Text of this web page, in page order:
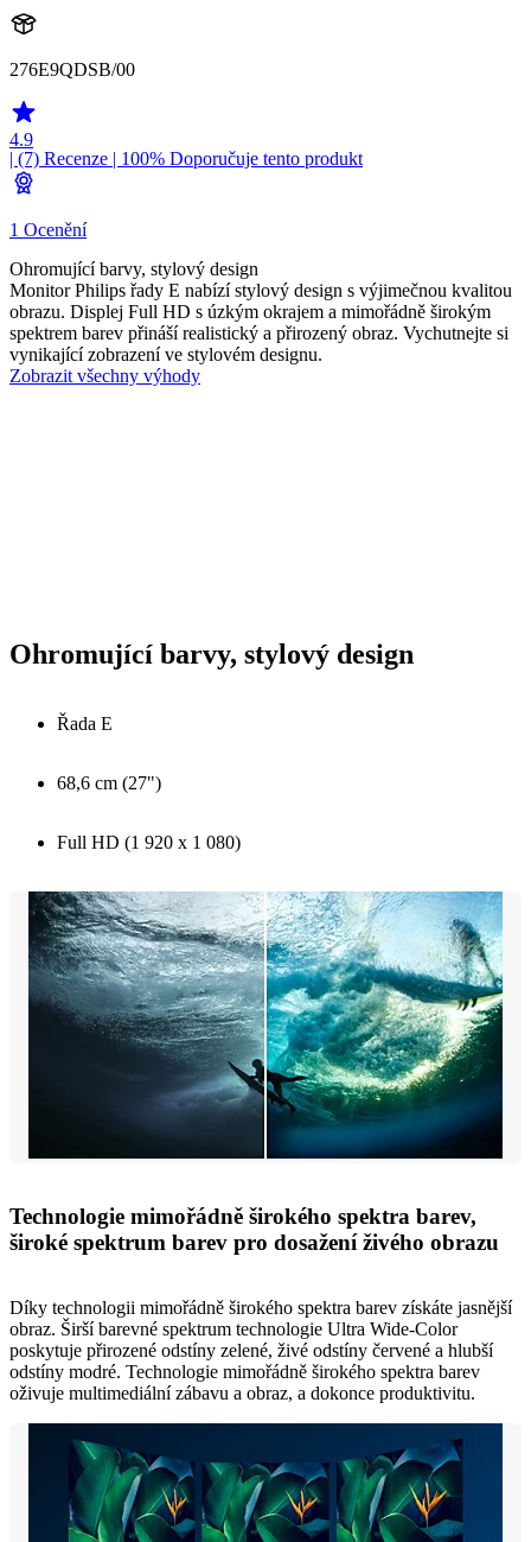
276E9QDSB/00
4.9
| (7) Recenze | 100% Doporučuje tento produkt
1 Ocenění
Ohromující barvy, stylový design
Monitor Philips řady E nabízí stylový design s výjimečnou kvalitou
obrazu. Displej Full HD s úzkým okrajem a mimořádně širokým
spektrem barev přináší realistický a přirozený obraz. Vychutnejte si
vynikající zobrazení ve stylovém designu.
Zobrazit všechny výhody
Ohromující barvy, stylový design
Řada E
68,6 cm (27")
Full HD (1 920 x 1 080)
Technologie mimořádně širokého spektra barev,
široké spektrum barev pro dosažení živého obrazu
Díky technologii mimořádně širokého spektra barev získáte jasnější
obraz. Širší barevné spektrum technologie Ultra Wide-Color
poskytuje přirozené odstíny zelené, živé odstíny červené a hlubší
odstíny modré. Technologie mimořádně širokého spektra barev
oživuje multimediální zábavu a obraz, a dokonce produktivitu.